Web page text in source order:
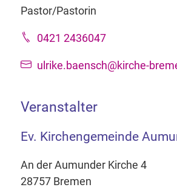
Pastor/Pastorin
0421 2436047
ulrike.baensch@kirche-
Veranstalter
Ev. Kirchengemeinde
An der Aumunder Kirche 4
28757 Bremen